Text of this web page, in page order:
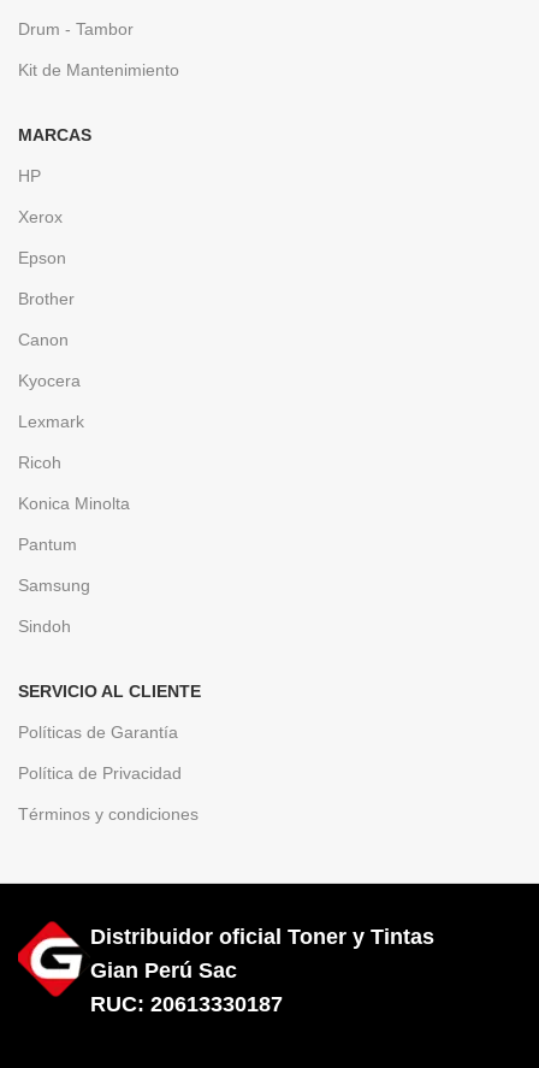
Drum - Tambor
Kit de Mantenimiento
MARCAS
HP
Xerox
Epson
Brother
Canon
Kyocera
Lexmark
Ricoh
Konica Minolta
Pantum
Samsung
Sindoh
SERVICIO AL CLIENTE
Políticas de Garantía
Política de Privacidad
Términos y condiciones
Distribuidor oficial Toner y Tintas
Gian Perú Sac
RUC: 20613330187